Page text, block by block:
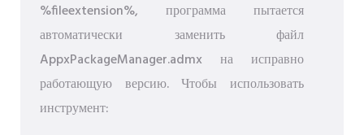
%fileextension%, программа пытается
автоматически заменить файл
AppxPackageManager.admx на исправно
работающую версию. Чтобы использовать
инструмент: